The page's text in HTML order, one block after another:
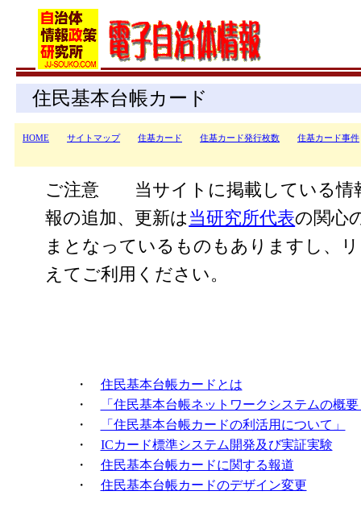
住民基本台帳カード
HOME サイトマップ 住基カード 住基カード発行枚数 住基カード事件
ご注意 当サイトに掲載している情
報の追加、更新は 当研究所代表の関心
まとなっているものもありますし、
えてご利用ください。
・ 住民基本台帳カードとは
・
「住民基本台帳ネットワークシステムの概
・
「住民基本台帳カードの利活用について」
・ ICカード標準システム開発及び実証実験
・ 住民基本台帳カードに関する報道
・ 住民基本台帳カードのデザイン変更